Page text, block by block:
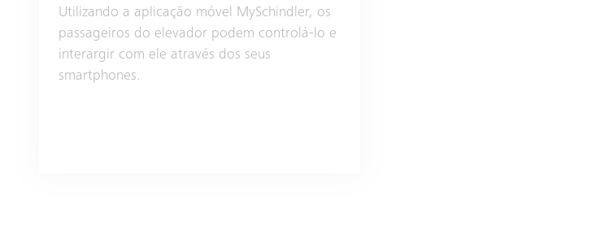
Utilizando a aplicação móvel MySchindler, os
passageiros do elevador podem controlá-lo e
interargir com ele através dos seus
smartphones.